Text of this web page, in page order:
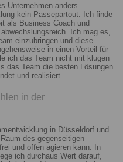
Unternehmen anders
kein Passepartout. Ich finde
als Business Coach und
Ich mag es,
einzubringen und diese
in einen Vorteil für
ich das Team nicht mit klugen
das Team die besten Lösungen
und realisiert.
in der
in Düsseldorf und
des gegenseitigen
und offen agieren kann. In
ich durchaus Wert darauf,